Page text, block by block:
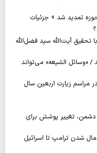
تمدید شد + جزئیات
تحقیق آیت‌الله سید فضل‌الله
«وسائل الشیعه» می‌تواند
مراسم زیارت اربعین سال
تغییر پوشش برای
از اربعین ۱۴۰۵؛ از لگدمال شدن ترامپ تا اسرائیل